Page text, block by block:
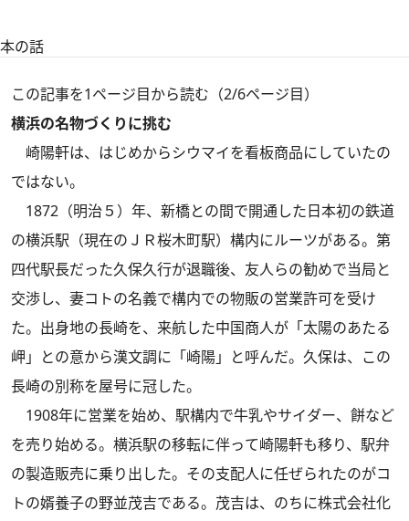
本の話
この記事を1ページ目から読む（2/6ページ目）
横浜の名物づくりに挑む
崎陽軒は、はじめからシウマイを看板商品にしていたの
ではない。
1872（明治５）年、新橋との間で開通した日本初の鉄道
の横浜駅（現在のＪＲ桜木町駅）構内にルーツがある。第
四代駅長だった久保久行が退職後、友人らの勧めで当局と
交渉し、妻コトの名義で構内での物販の営業許可を受け
た。出身地の長崎を、来航した中国商人が「太陽のあたる
岬」との意から漢文調に「崎陽」と呼んだ。久保は、この
長崎の別称を屋号に冠した。
1908年に営業を始め、駅構内で牛乳やサイダー、餅など
を売り始める。横浜駅の移転に伴って崎陽軒も移り、駅弁
の製造販売に乗り出した。その支配人に任ぜられたのがコ
トの婿養子の野並茂吉である。茂吉は、のちに株式会社化